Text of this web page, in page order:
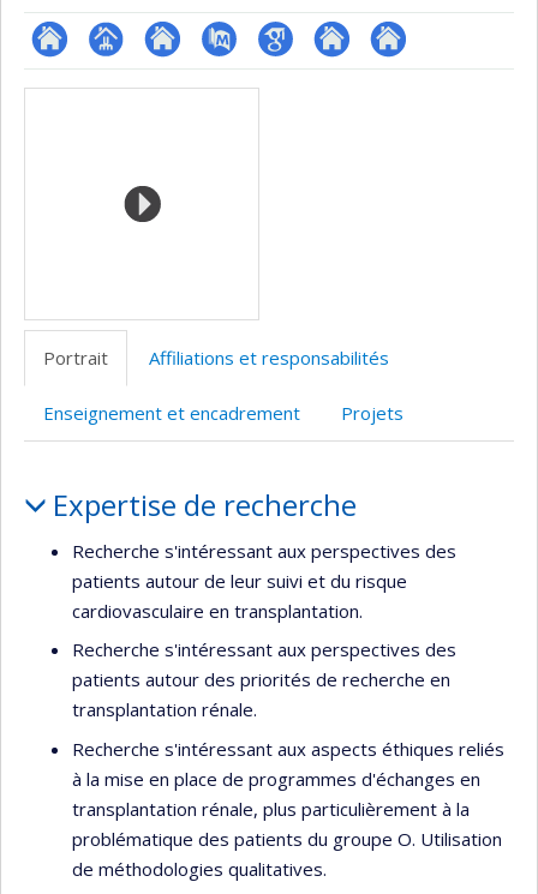
ResearchGate
Page Site
de
recherche
PubMedGoogleAutre Autre
Médias
Portrait Affiliations et responsabilités
Enseignement et encadrement Projets
Expertise de recherche
Recherche s'intéressant aux perspectives des
patients autour de leur suivi et du risque
cardiovasculaire en transplantation.
Recherche s'intéressant aux perspectives des
patients autour des priorités de recherche en
transplantation rénale.
Recherche s'intéressant aux aspects éthiques reliés
à la mise en place de programmes d'échanges en
transplantation rénale, plus particulièrement à la
problématique des patients du groupe O. Utilisation
de méthodologies qualitatives.